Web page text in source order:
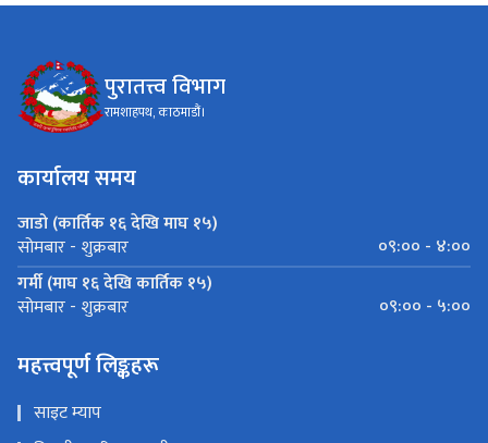
पुरातत्त्व विभाग
रामशाहपथ, काठमाडौं।
कार्यालय समय
जाडो (कार्तिक १६ देखि माघ १५)
सोमबार - शुक्रबार
०९:०० - ४:००
गर्मी (माघ १६ देखि कार्तिक १५)
सोमबार - शुक्रबार ०९:०० - ५:००
महत्त्वपूर्ण लिङ्कहरू
साइट म्याप